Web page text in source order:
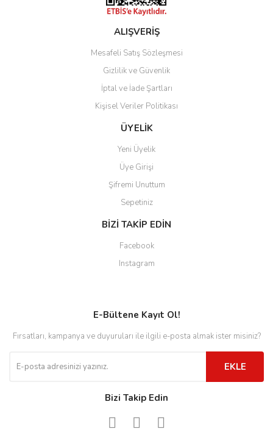
ALIŞVERİŞ
Mesafeli Satış Sözleşmesi
Gizlilik ve Güvenlik
İptal ve İade Şartları
Kişisel Veriler Politikası
ÜYELİK
Yeni Üyelik
Üye Girişi
Şifremi Unuttum
Sepetiniz
BİZİ TAKİP EDİN
Facebook
Instagram
E-Bültene Kayıt Ol!
Fırsatları, kampanya ve duyuruları ile ilgili e-posta almak ister misiniz?
EKLE
Bizi Takip Edin